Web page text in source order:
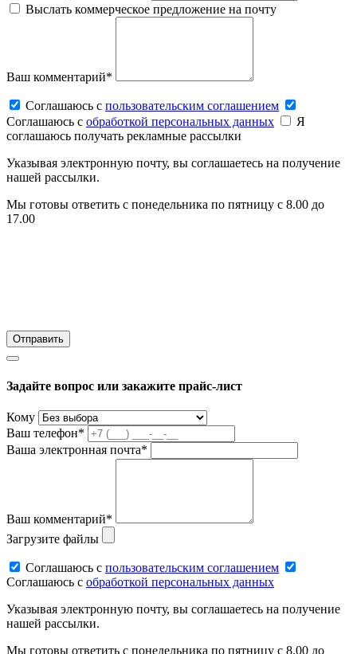
Выслать коммерческое предложение на почту
Ваш комментарий*
Соглашаюсь c пользовательским соглашением
Соглашаюсь c обработкой персональных данных
Я
соглашаюсь получать рекламные рассылки
Указывая электронную почту, вы соглашаетесь на получение
нашей рассылки.
Мы готовы ответить с понедельника по пятницу с 8.00 до
17.00
Задайте вопрос или закажите прайс-лист
Кому
Ваш телефон*
Ваша электронная почта*
Ваш комментарий*
Загрузите файлы
Соглашаюсь c пользовательским соглашением
Соглашаюсь c обработкой персональных данных
Указывая электронную почту, вы соглашаетесь на получение
нашей рассылки.
Мы готовы ответить с понедельника по пятницу с 8.00 до